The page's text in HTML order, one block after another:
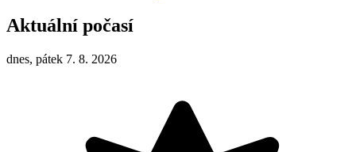
Aktuální počasí
dnes, pátek 7. 8. 2026